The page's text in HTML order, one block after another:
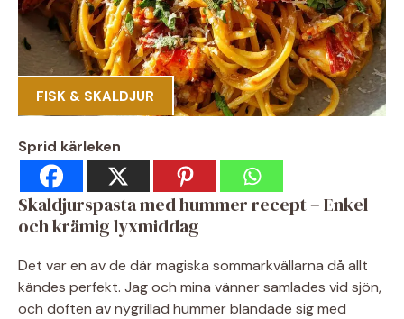
FISK & SKALDJUR
Sprid kärleken
Skaldjurspasta med hummer recept – Enkel
och krämig lyxmiddag
Det var en av de där magiska sommarkvällarna då allt
kändes perfekt. Jag och mina vänner samlades vid sjön,
och doften av nygrillad hummer blandade sig med